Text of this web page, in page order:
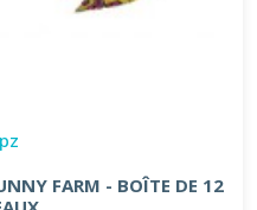
FARM - BOÎTE DE 12